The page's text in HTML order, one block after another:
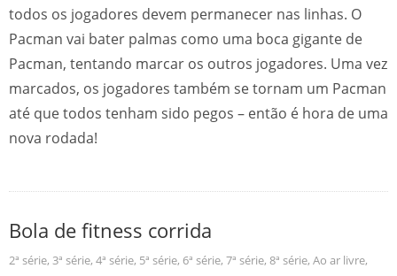
todos os jogadores devem permanecer nas linhas. O
Pacman vai bater palmas como uma boca gigante de
Pacman, tentando marcar os outros jogadores. Uma vez
marcados, os jogadores também se tornam um Pacman
até que todos tenham sido pegos – então é hora de uma
nova rodada!
Bola de fitness corrida
2ª série, 3ª série, 4ª série, 5ª série, 6ª série, 7ª série, 8ª série, Ao ar livre,